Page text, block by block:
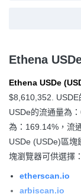
Ethena
Ethena USDe
$8,610,352.
USDe的流通量為
為：169.14%，流
USDe (USDe)區塊
塊瀏覽器可供選擇：
etherscan.io
arbiscan.io